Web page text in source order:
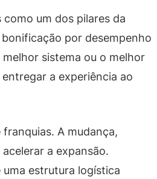
um dos pilares da
por desempenho
sistema ou o melhor
a experiência ao
A mudança,
a expansão.
uma estrutura logística